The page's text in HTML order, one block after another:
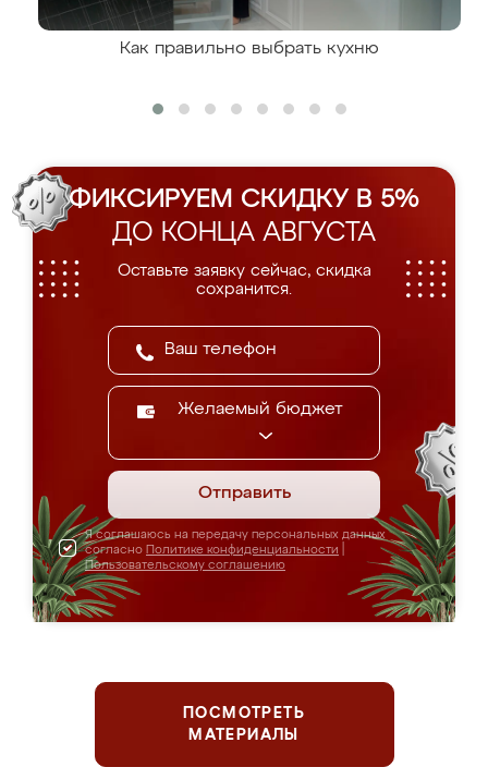
Как правильно выбрать кухню
ФИКСИРУЕМ СКИДКУ В 5%
ДО КОНЦА АВГУСТА
Оставьте заявку сейчас, скидка
сохранится.
Желаемый бюджет
Отправить
Я соглашаюсь на передачу персональных данных
согласно Политике конфиденциальности
Пользовательскому соглашению
ПОСМОТРЕТЬ
МАТЕРИАЛЫ